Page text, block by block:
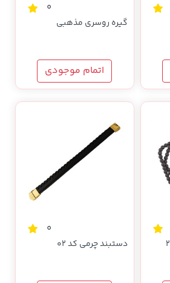
0
گیره روسری مذهبی
اتمام موجودی
سنگ حدید دودی سایز 2
0
دستبند چرمی کد 02